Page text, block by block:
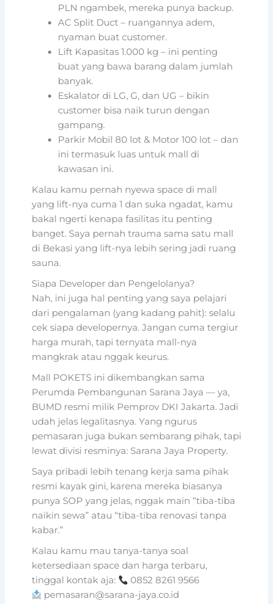
PLN ngambek, mereka punya backup.
AC Split Duct – ruangannya adem,
nyaman buat customer.
Lift Kapasitas 1.000 kg – ini penting
buat yang bawa barang dalam jumlah
banyak.
Eskalator di LG, G, dan UG – bikin
customer bisa naik turun dengan
gampang.
Parkir Mobil 80 lot & Motor 100 lot – dan
ini termasuk luas untuk mall di
kawasan ini.
Kalau kamu pernah nyewa space di mall
yang lift-nya cuma 1 dan suka ngadat, kamu
bakal ngerti kenapa fasilitas itu penting
banget. Saya pernah trauma sama satu mall
di Bekasi yang lift-nya lebih sering jadi ruang
sauna.
Siapa Developer dan Pengelolanya?
Nah, ini juga hal penting yang saya pelajari
dari pengalaman (yang kadang pahit): selalu
cek siapa developernya. Jangan cuma tergiur
harga murah, tapi ternyata mall-nya
mangkrak atau nggak keurus.
Mall POKETS ini dikembangkan sama
Perumda Pembangunan Sarana Jaya — ya,
BUMD resmi milik Pemprov DKI Jakarta. Jadi
udah jelas legalitasnya. Yang ngurus
pemasaran juga bukan sembarang pihak, tapi
lewat divisi resminya: Sarana Jaya Property.
Saya pribadi lebih tenang kerja sama pihak
resmi kayak gini, karena mereka biasanya
punya SOP yang jelas, nggak main “tiba-tiba
naikin sewa” atau “tiba-tiba renovasi tanpa
kabar.”
Kalau kamu mau tanya-tanya soal
ketersediaan space dan harga terbaru,
tinggal kontak aja:
0852 8261 9566
pemasaran@sarana-jaya.co.id